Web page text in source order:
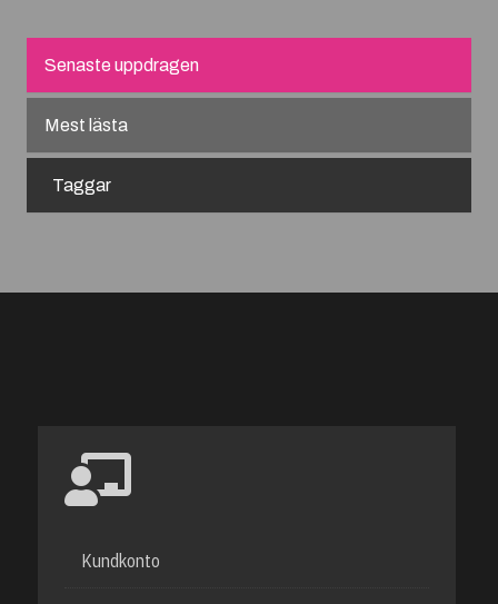
Senaste uppdragen
Mest lästa
Taggar
Kundkonto